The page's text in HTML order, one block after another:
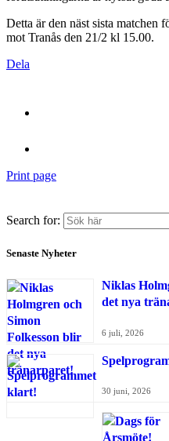
Detta är den näst sista matchen
mot Tranås den 21/2 kl 15.00.
Dela
Print page
Search for:
Senaste Nyheter
Niklas
det nya
6 juli, 2026
30 juni, 2026